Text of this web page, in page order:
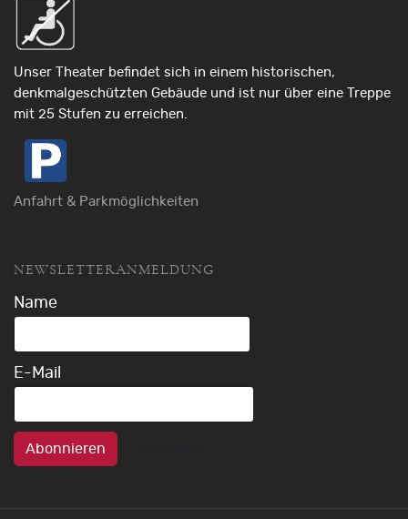
Unser Theater befindet sich in einem historischen,
denkmalgeschützten Gebäude und ist nur über eine Treppe
mit 25 Stufen zu erreichen.
Anfahrt & Parkmöglichkeiten
NEWSLETTERANMELDUNG
Name
E-Mail
Abonnieren